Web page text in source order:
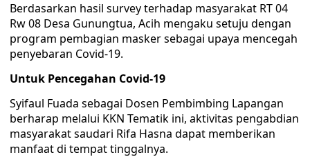
Berdasarkan hasil survey terhadap masyarakat RT 04
Rw 08 Desa Gunungtua, Acih mengaku setuju dengan
program pembagian masker sebagai upaya mencegah
penyebaran Covid-19.
Untuk Pencegahan Covid-19
Syifaul Fuada sebagai Dosen Pembimbing Lapangan
berharap melalui KKN Tematik ini, aktivitas pengabdian
masyarakat saudari Rifa Hasna dapat memberikan
manfaat di tempat tinggalnya.